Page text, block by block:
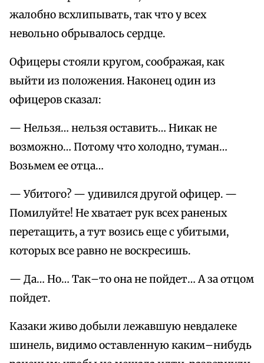
жалобно всхлипывать, так что у всех
невольно обрывалось сердце.
Офицеры стояли кругом, соображая, как
выйти из положения. Наконец один из
офицеров сказал:
— Нельзя… нельзя оставить… Никак не
возможно… Потому что холодно, туман…
Возьмем ее отца…
— Убитого? — удивился другой офицер. —
Помилуйте! Не хватает рук всех раненых
перетащить, а тут возись еще с убитыми,
которых все равно не воскресишь.
— Да… Но… Так–то она не пойдет… А за отцом
пойдет.
Казаки живо добыли лежавшую невдалеке
шинель, видимо оставленную каким–нибудь